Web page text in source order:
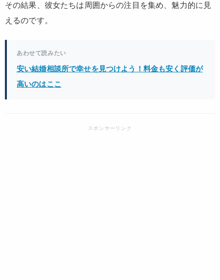
その結果、彼女たちは周囲からの注目を集め、魅力的に見
えるのです。
あわせて読みたい
安い結婚相談所で幸せを見つけよう！料金も安く評価が
高いのはここ